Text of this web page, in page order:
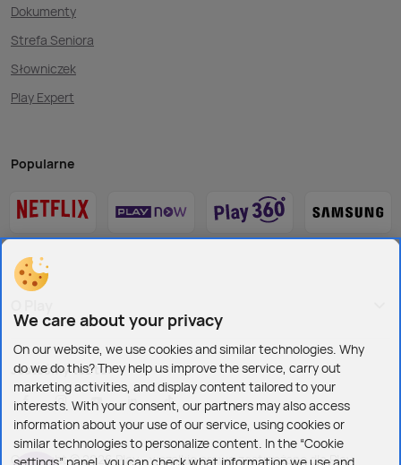
Dokumenty
Strefa Seniora
Słowniczek
Play Expert
Popularne
Jesteśmy też tu:
Copyright © 2026 Play - wszelkie prawa zastrzeżone dla Play
We care about your privacy
On our website, we use cookies and similar technologies. Why
do we do this? They help us improve the service, carry out
marketing activities, and display content tailored to your
interests. With your consent, our partners may also access
information about your use of our service, using cookies or
similar technologies to personalize content. In the “Cookie